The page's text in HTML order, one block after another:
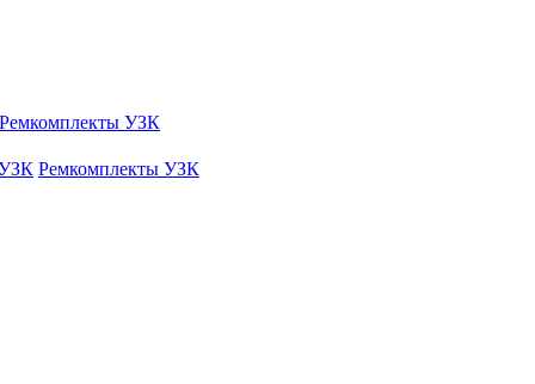
Ремкомплекты УЗК
Ремкомплекты УЗК